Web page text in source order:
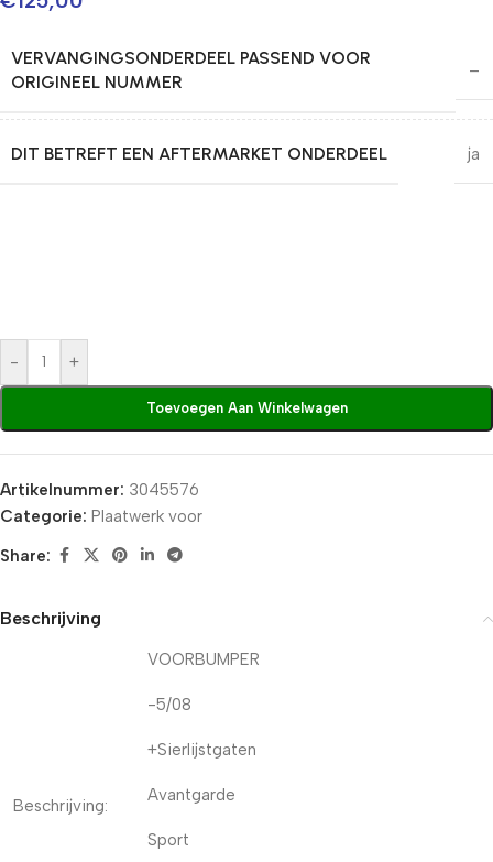
VERVANGINGSONDERDEEL PASSEND VOOR
ORIGINEEL NUMMER
–
DIT BETREFT EEN AFTERMARKET ONDERDEEL ja
- +
Toevoegen Aan Winkelwagen
Artikelnummer: 3045576
Categorie: Plaatwerk voor
Share:
Beschrijving
Beschrijving:
VOORBUMPER
-5/08
+Sierlijstgaten
Avantgarde
Sport